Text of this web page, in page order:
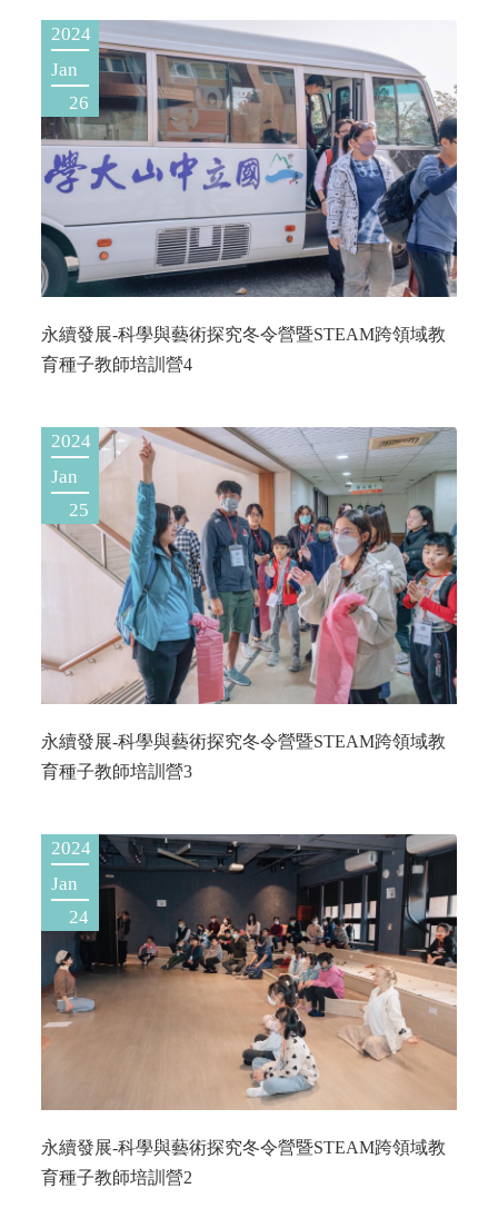
2024
Jan
26
永續發展-科學與藝術探究冬令營暨STEAM跨領域教
育種子教師培訓營4
2024
Jan
25
永續發展-科學與藝術探究冬令營暨STEAM跨領域教
育種子教師培訓營3
2024
Jan
24
永續發展-科學與藝術探究冬令營暨STEAM跨領域教
育種子教師培訓營2